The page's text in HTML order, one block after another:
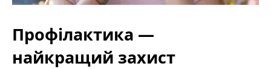
Профілактика —
найкращий захист